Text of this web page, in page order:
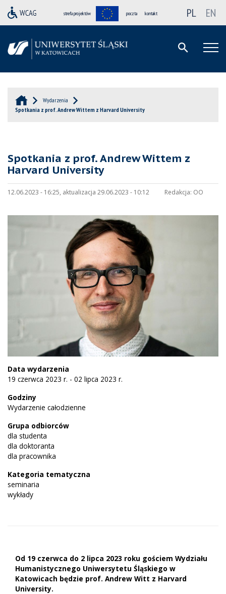
strefa projektów poczta kontakt PL EN
Wydarzenia
Spotkania z prof. Andrew Wittem z Harvard University
Spotkania z prof. Andrew Wittem z
Harvard University
12.06.2023 - 16:25, aktualizacja 29.06.2023 - 10:12 Redakcja: OO
Data wydarzenia
19 czerwca 2023 r. - 02 lipca 2023 r.
Godziny
Wydarzenie całodzienne
Grupa odbiorców
dla studenta
dla doktoranta
dla pracownika
Kategoria tematyczna
seminaria
wykłady
Od 19 czerwca do 2 lipca 2023 roku gościem Wydziału
Humanistycznego Uniwersytetu Śląskiego w
Katowicach będzie prof. Andrew Witt z Harvard
University.